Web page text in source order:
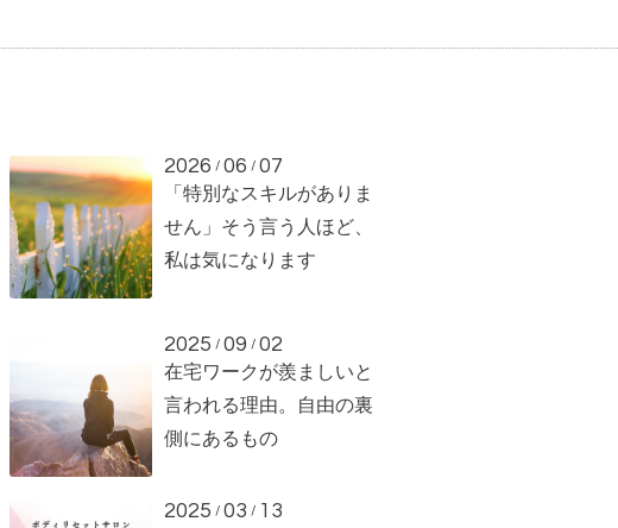
2026 / 06 / 07
「特別なスキルがありま
せん」そう言う人ほど、
私は気になります
2025 / 09 / 02
在宅ワークが羨ましいと
言われる理由。自由の裏
側にあるもの
2025 / 03 / 13